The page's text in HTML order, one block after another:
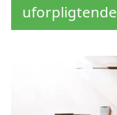
uforpligtende